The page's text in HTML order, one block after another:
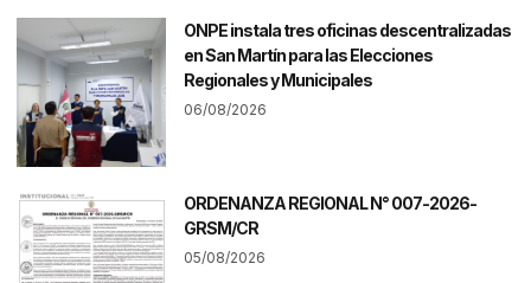
ONPE instala tres oficinas descentralizadas
en San Martín para las Elecciones
Regionales y Municipales
06/08/2026
ORDENANZA REGIONAL N° 007-2026-
GRSM/CR
05/08/2026